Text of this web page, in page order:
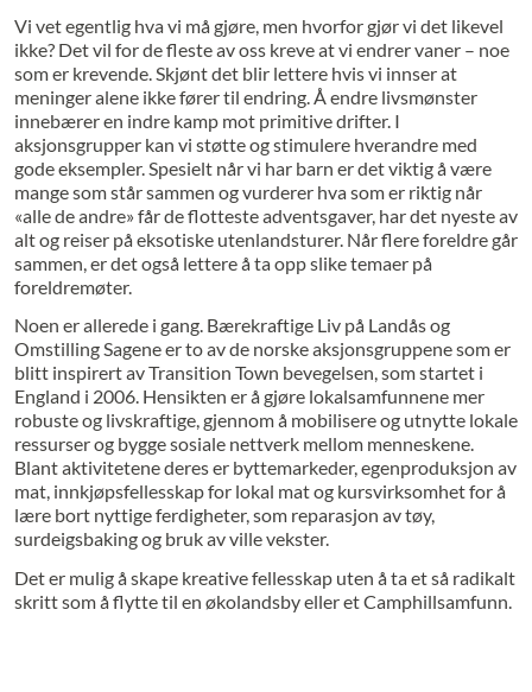
Vi vet egentlig hva vi må gjøre, men hvorfor gjør vi det likevel
ikke? Det vil for de fleste av oss kreve at vi endrer vaner – noe
som er krevende. Skjønt det blir lettere hvis vi innser at
meninger alene ikke fører til endring. Å endre livsmønster
innebærer en indre kamp mot primitive drifter. I
aksjonsgrupper kan vi støtte og stimulere hverandre med
gode eksempler. Spesielt når vi har barn er det viktig å være
mange som står sammen og vurderer hva som er riktig når
«alle de andre» får de flotteste adventsgaver, har det nyeste av
alt og reiser på eksotiske utenlandsturer. Når flere foreldre går
sammen, er det også lettere å ta opp slike temaer på
foreldremøter.
Noen er allerede i gang. Bærekraftige Liv på Landås og
Omstilling Sagene er to av de norske aksjonsgruppene som er
blitt inspirert av Transition Town bevegelsen, som startet i
England i 2006. Hensikten er å gjøre lokalsamfunnene mer
robuste og livskraftige, gjennom å mobilisere og utnytte lokale
ressurser og bygge sosiale nettverk mellom menneskene.
Blant aktivitetene deres er byttemarkeder, egenproduksjon av
mat, innkjøpsfellesskap for lokal mat og kursvirksomhet for å
lære bort nyttige ferdigheter, som reparasjon av tøy,
surdeigsbaking og bruk av ville vekster.
Det er mulig å skape kreative fellesskap uten å ta et så radikalt
skritt som å flytte til en økolandsby eller et Camphillsamfunn.